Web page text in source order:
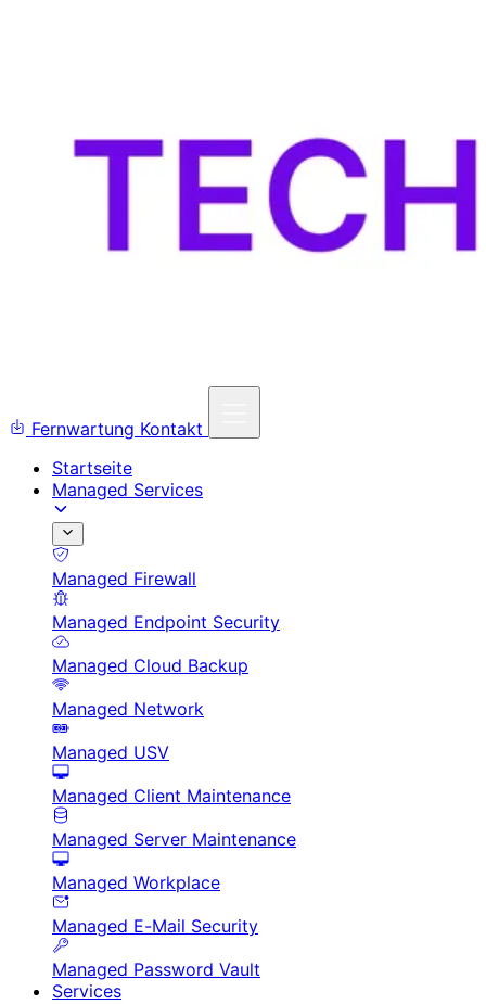
Fernwartung Kontakt
Startseite
Managed Services
Managed Firewall
Managed Endpoint Security
Managed Cloud Backup
Managed Network
Managed USV
Managed Client Maintenance
Managed Server Maintenance
Managed Workplace
Managed E-Mail Security
Managed Password Vault
Services